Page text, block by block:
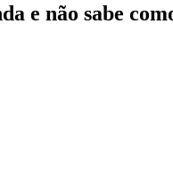
e não sabe